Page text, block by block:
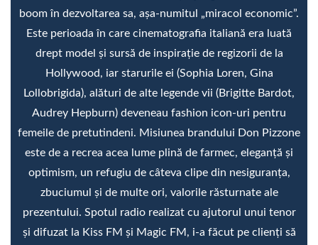
boom în dezvoltarea sa, așa-numitul „miracol economic”.
Este perioada în care cinematografia italiană era luată
drept model și sursă de inspirație de regizorii de la
Hollywood, iar starurile ei (Sophia Loren, Gina
Lollobrigida), alături de alte legende vii (Brigitte Bardot,
Audrey Hepburn) deveneau fashion icon-uri pentru
femeile de pretutindeni. Misiunea brandului Don Pizzone
este de a recrea acea lume plină de farmec, eleganță și
optimism, un refugiu de câteva clipe din nesiguranța,
zbuciumul și de multe ori, valorile răsturnate ale
prezentului. Spotul radio realizat cu ajutorul unui tenor
și difuzat la Kiss FM și Magic FM, i-a făcut pe clienți să